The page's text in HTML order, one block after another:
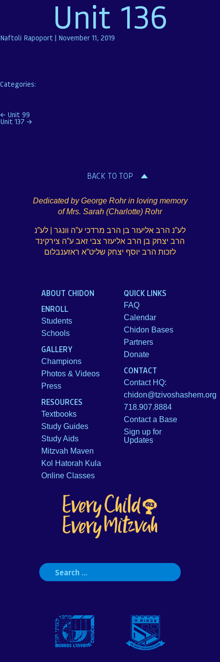
Unit 136
Naftoli Rapoport | November 11, 2019
Categories:
Post
← Unit 99
Unit 137 →
BACK TO TOP
Dedicated by George Rohr in loving memory
of Mrs. Sarah (Charlotte) Rohr
לע”נ הרב אליעזר בן הרב מרדכי ע”ה וונגר | לע”נ
הרב יצחק בן הרב אליעזר צבי זאב ע”ה צירקינד
לזכות הרב יוסף יצחק שליט”א ראזענבלום
Search
for:
ABOUT CHIDON
ENROLL
Students
Schools
GALLERY
Champions
Photos & Videos
Press
RESOURCES
Textbooks
Study Guides
Study Aids
Mitzvah Maven
Kol Hatorah Kula
Online Classes
QUICK LINKS
FAQ
Calendar
Chidon Bases
Partners
Donate
CONTACT
Contact HQ:
chidon@tzivoshashem.org
718.907.8884
Contact a Base
Sign up for
Updates